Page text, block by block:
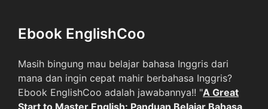
Ebook EnglishCoo
Masih bingung mau belajar bahasa Inggris dari
mana dan ingin cepat mahir berbahasa Inggris?
Ebook EnglishCoo adalah jawabannya!! "A Great
Start to Master English: Panduan Belajar Bahasa